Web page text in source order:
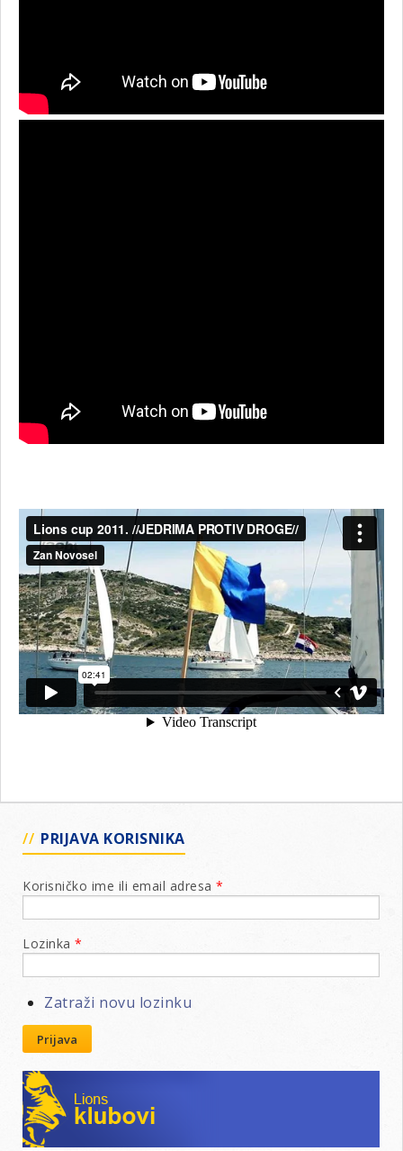
PRIJAVA KORISNIKA
Korisničko ime ili email adresa *
Lozinka *
Zatraži novu lozinku
Prijava
Lions klubovi